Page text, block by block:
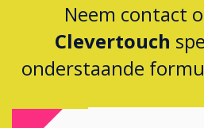
Neem contact
Clevertouch
onderstaande